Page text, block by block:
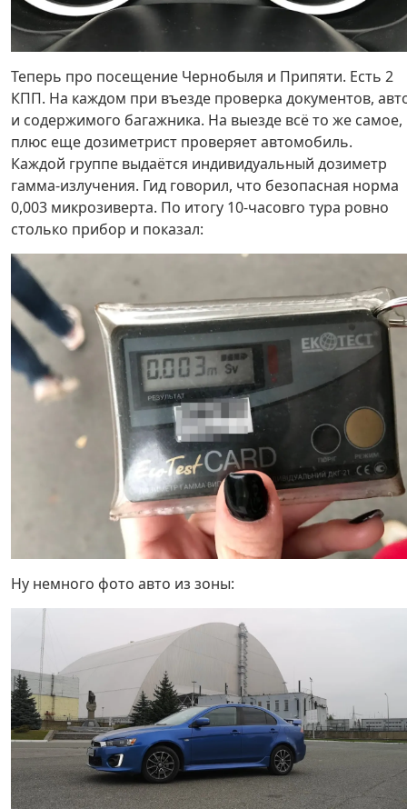
Теперь про посещение Чернобыля и Припяти. Есть 2
КПП. На каждом при въезде проверка документов,
и содержимого багажника. На выезде всё то же самое,
плюс еще дозиметрист проверяет автомобиль.
Каждой группе выдаётся индивидуальный дозиметр
гамма-излучения. Гид говорил, что безопасная норма
0,003 микрозиверта. По итогу 10-часовго тура ровно
столько прибор и показал:
Ну немного фото авто из зоны: